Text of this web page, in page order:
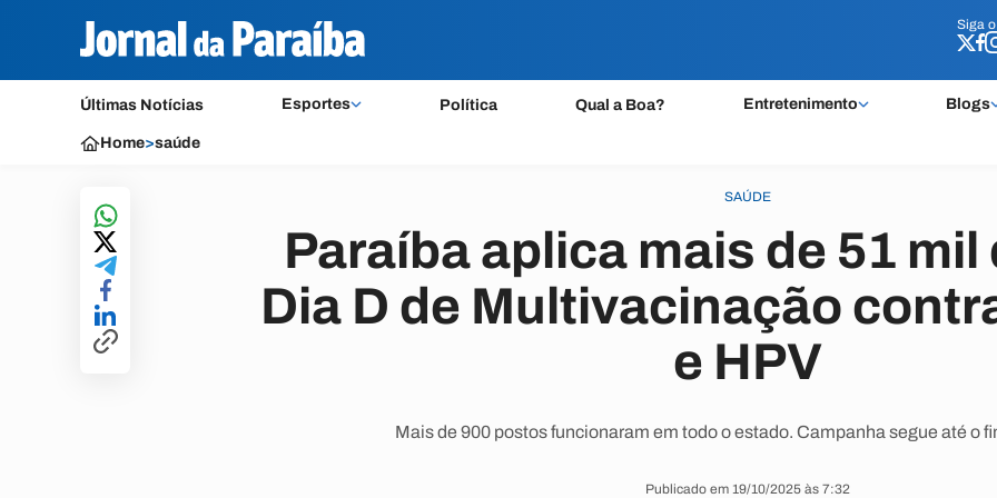
Siga o
Últimas Notícias Esportes Política Qual a Boa? Entretenimento Blogs
Siga o
Home>saúde
SAÚDE
Paraíba aplica mais de 51 mil
Dia D de Multivacinação
e HPV
Mais de 900 postos funcionaram em todo o estado. Campanha segue até o
Publicado em 19/10/2025 às 7:32